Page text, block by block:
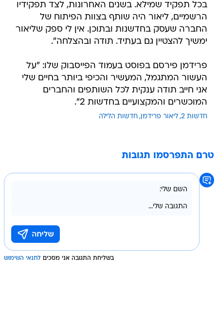
בכל תפקיד שמילא. בשנים האחרונות, לצד תפקידיו
הרשמיים, ליאור היה שותף בצוות הפיתוח של
החברה שעסק בחדשנות ובתוכן. אין לי ספק שליאור
ימשיך להצטיין גם בעתיד. תודה ובהצלחה".
פרידמן פירסם בפוסט בעמוד הפייסבוק שלו: "על
העשור המתגמל, המעשיר והכיפי ביותר בחיים שלי
אני חייב תודה ענקית לכל השותפים והחברים
המוכשרים והמקצועיים בחדשות 2".
חדשות 2 ליאור פרידמן חדשות הלילה
טרם התפרסמו תגובות
בשליחת התגובה אני מסכים לתנאי השימוש